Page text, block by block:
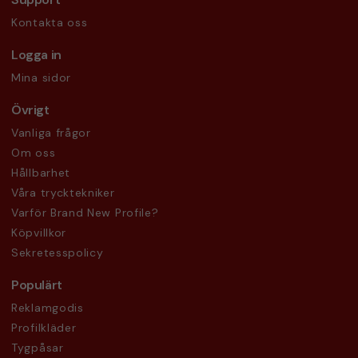
Kontakta oss
Logga in
Mina sidor
Övrigt
Vanliga frågor
Om oss
Hållbarhet
Våra trycktekniker
Varför Brand New Profile?
Köpvillkor
Sekretesspolicy
Populärt
Reklamgodis
Profilkläder
Tygpåsar